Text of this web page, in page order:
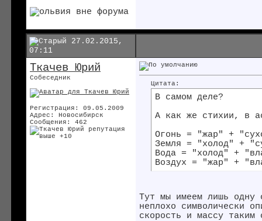
27.02.2015,
07:11
Ткачев Юрий
Собеседник
Регистрация: 09.05.2009
Адрес: Новосибирск
Сообщения: 462
Цитата:
В самом деле?
А как же стихии, в
Огонь = "жар" +
Земля = "холод" +
Вода = "холод" +
Воздух = "жар" +
Тут мы имеем лишь одну
неплохо символически
скорость и массу